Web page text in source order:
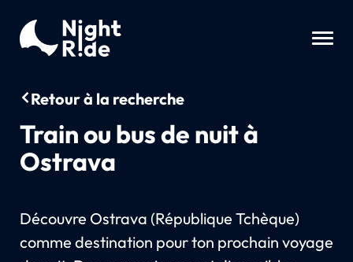
Retour à la recherche
Train ou bus de nuit à
Ostrava
Découvre Ostrava (République Tchèque)
comme destination pour ton prochain voyage